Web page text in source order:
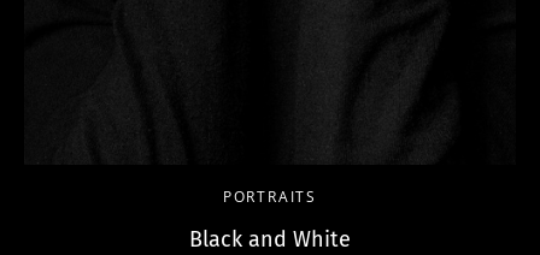
PORTRAITS
Black and White